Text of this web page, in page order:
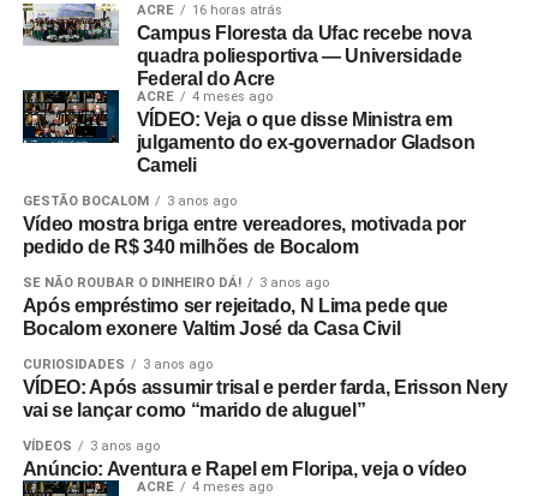
ACRE 16 horas atrás
Campus Floresta da Ufac recebe nova
quadra poliesportiva — Universidade
Federal do Acre
ACRE 4 meses ago
VÍDEO: Veja o que disse Ministra em
julgamento do ex-governador Gladson
Cameli
GESTÃO BOCALOM 3 anos ago
Vídeo mostra briga entre vereadores, motivada por
pedido de R$ 340 milhões de Bocalom
SE NÃO ROUBAR O DINHEIRO DÁ! 3 anos ago
Após empréstimo ser rejeitado, N Lima pede que
Bocalom exonere Valtim José da Casa Civil
CURIOSIDADES 3 anos ago
VÍDEO: Após assumir trisal e perder farda, Erisson Nery
vai se lançar como “marido de aluguel”
VÍDEOS 3 anos ago
Anúncio: Aventura e Rapel em Floripa, veja o vídeo
ACRE 4 meses ago